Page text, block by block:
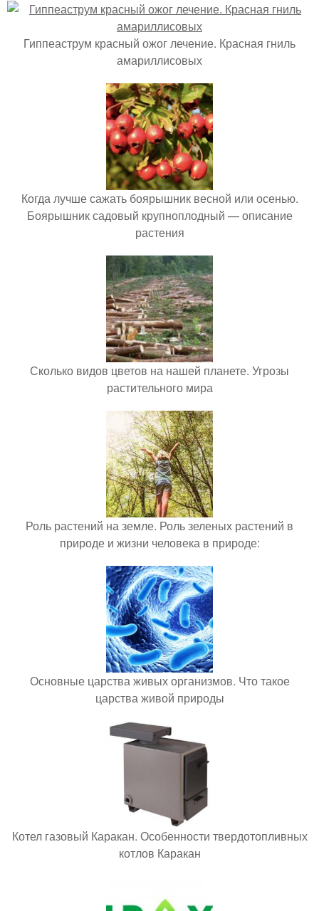
Гиппеаструм красный ожог лечение. Красная гниль
амариллисовых
Когда лучше сажать боярышник весной или осенью.
Боярышник садовый крупноплодный — описание
растения
Сколько видов цветов на нашей планете. Угрозы
растительного мира
Роль растений на земле. Роль зеленых растений в
природе и жизни человека в природе:
Основные царства живых организмов. Что такое
царства живой природы
Котел газовый Каракан. Особенности твердотопливных
котлов Каракан